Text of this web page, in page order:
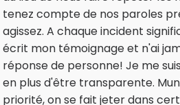
tenez compte de nos paroles
agissez. A chaque incident
écrit mon témoignage et n'ai
réponse de personne! Je me
en plus d'être transparente.
priorité, on se fait jeter dans